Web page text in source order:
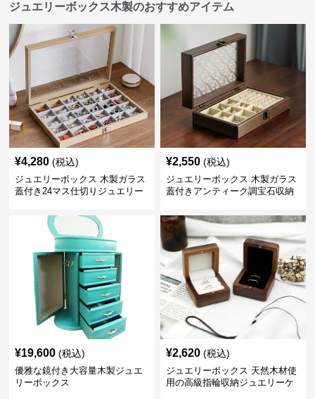
ジュエリーボックス木製のおすすめアイテム
¥4,280 (税込)
ジュエリーボックス 木製ガラス
蓋付き24マス仕切りジュエリー
¥2,550 (税込)
ジュエリーボックス 木製ガラス
蓋付きアンティーク調宝石収納
¥19,600 (税込)
優雅な鏡付き大容量木製ジュエ
リーボックス
¥2,620 (税込)
ジュエリーボックス 天然木材使
用の高級指輪収納ジュエリーケ